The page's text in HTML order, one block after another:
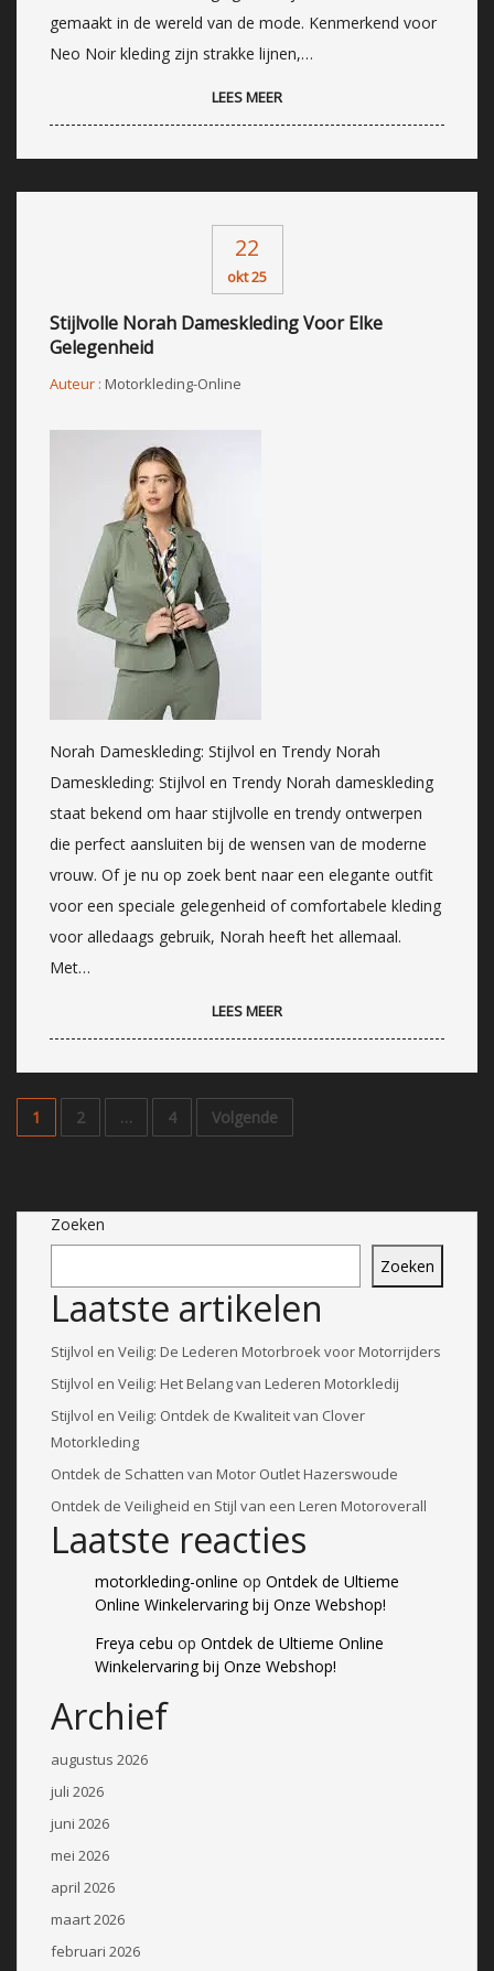
gemaakt in de wereld van de mode. Kenmerkend voor
Neo Noir kleding zijn strakke lijnen,…
LEES MEER
22
okt 25
Stijlvolle Norah Dameskleding Voor Elke
Gelegenheid
Auteur : Motorkleding-Online
Norah Dameskleding: Stijlvol en Trendy Norah
Dameskleding: Stijlvol en Trendy Norah dameskleding
staat bekend om haar stijlvolle en trendy ontwerpen
die perfect aansluiten bij de wensen van de moderne
vrouw. Of je nu op zoek bent naar een elegante outfit
voor een speciale gelegenheid of comfortabele kleding
voor alledaags gebruik, Norah heeft het allemaal.
Met…
LEES MEER
1 2 … 4 Volgende
Zoeken
Zoeken
Laatste artikelen
Stijlvol en Veilig: De Lederen Motorbroek voor Motorrijders
Stijlvol en Veilig: Het Belang van Lederen Motorkledij
Stijlvol en Veilig: Ontdek de Kwaliteit van Clover
Motorkleding
Ontdek de Schatten van Motor Outlet Hazerswoude
Ontdek de Veiligheid en Stijl van een Leren Motoroverall
Laatste reacties
motorkleding-online op Ontdek de Ultieme
Online Winkelervaring bij Onze Webshop!
Freya cebu op Ontdek de Ultieme Online
Winkelervaring bij Onze Webshop!
Archief
augustus 2026
juli 2026
juni 2026
mei 2026
april 2026
maart 2026
februari 2026